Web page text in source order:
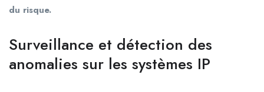
du risque.
Surveillance et détection des
anomalies sur les systèmes IP